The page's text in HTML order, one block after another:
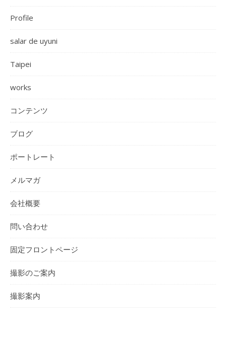
Profile
salar de uyuni
Taipei
works
コンテンツ
ブログ
ポートレート
メルマガ
会社概要
問い合わせ
固定フロントページ
撮影のご案内
撮影案内